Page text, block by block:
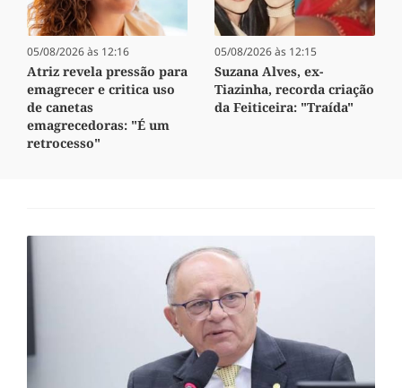
05/08/2026 às 12:16
Atriz revela pressão para
emagrecer e critica uso
de canetas
emagrecedoras: "É um
retrocesso"
05/08/2026 às 12:15
Suzana Alves, ex-
Tiazinha, recorda criação
da Feiticeira: "Traída"